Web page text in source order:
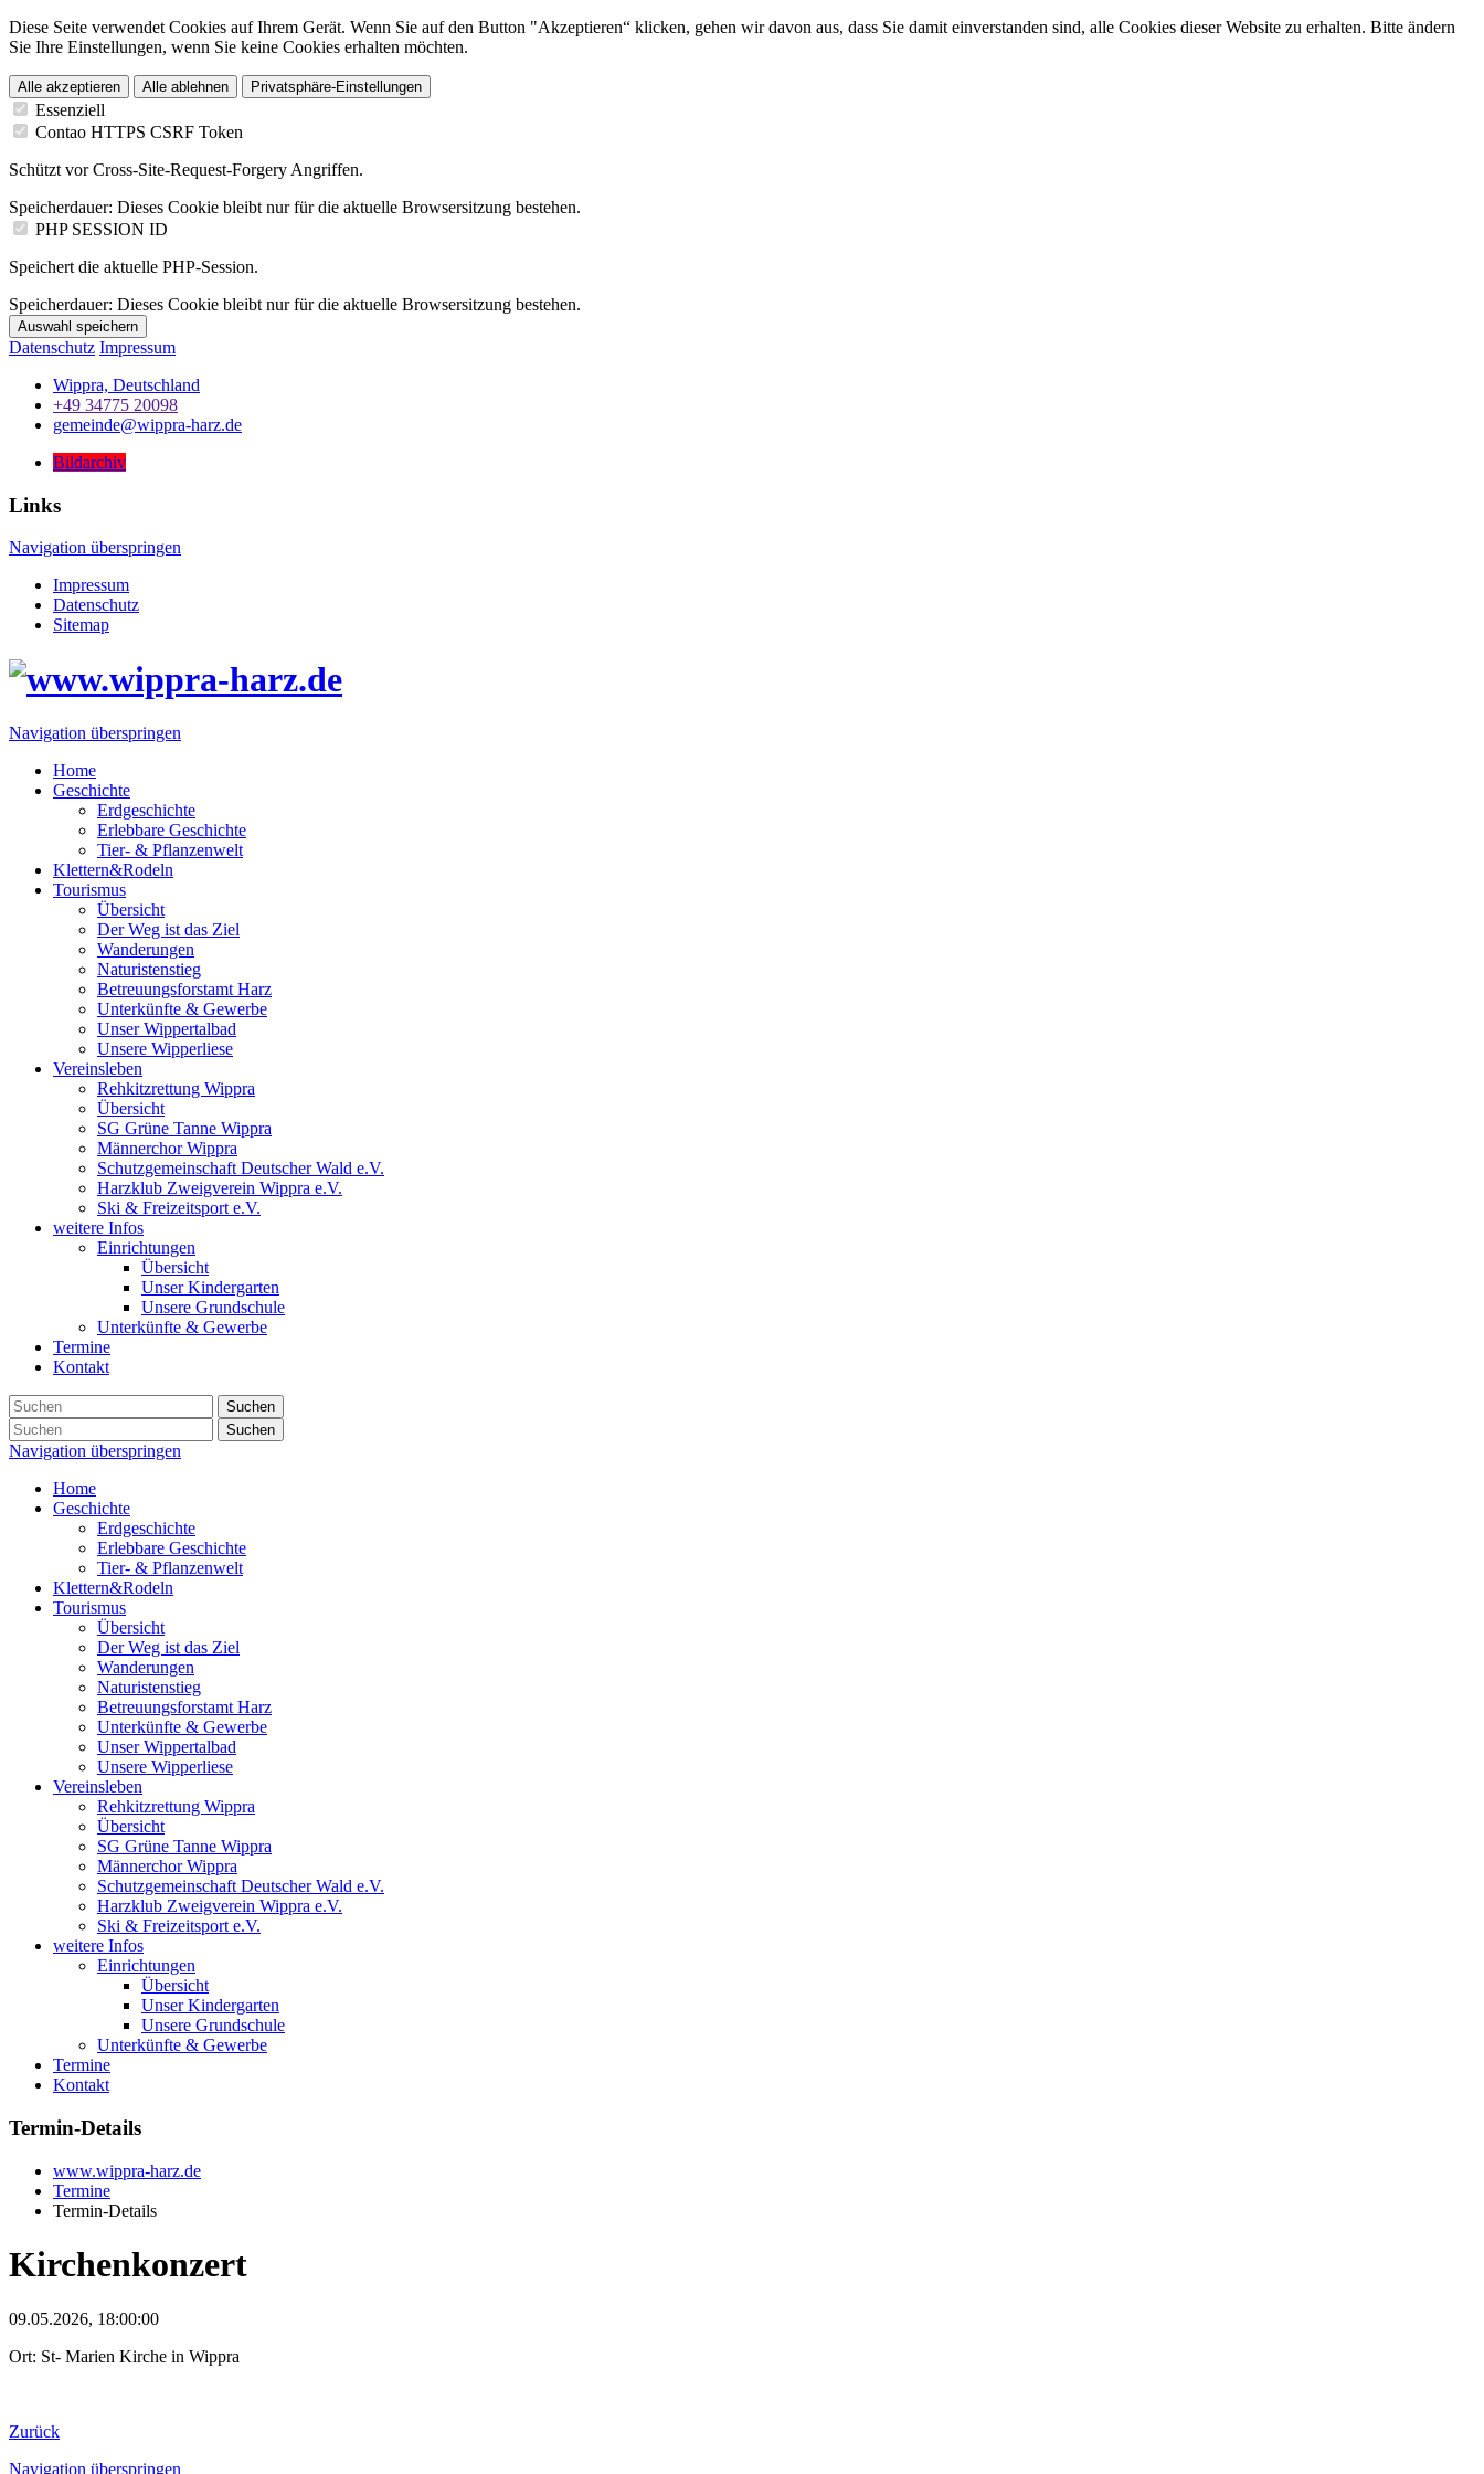
Diese Seite verwendet Cookies auf Ihrem Gerät. Wenn Sie auf den Button "Akzeptieren“ klicken, gehen wir davon aus, dass Sie damit einverstanden sind, alle Cookies dieser Website zu erhalten. Bitte ändern
Sie Ihre Einstellungen, wenn Sie keine Cookies erhalten möchten.
Alle akzeptieren Alle ablehnen Privatsphäre-Einstellungen
Essenziell
Contao HTTPS CSRF Token
Schützt vor Cross-Site-Request-Forgery Angriffen.
Speicherdauer: Dieses Cookie bleibt nur für die aktuelle Browsersitzung bestehen.
PHP SESSION ID
Speichert die aktuelle PHP-Session.
Speicherdauer: Dieses Cookie bleibt nur für die aktuelle Browsersitzung bestehen.
Auswahl speichern
Datenschutz Impressum
Wippra, Deutschland
+49 34775 20098
gemeinde@wippra-harz.de
Bildarchiv
Links
Navigation überspringen
Impressum
Datenschutz
Sitemap
Navigation überspringen
Home
Geschichte
Erdgeschichte
Erlebbare Geschichte
Tier- & Pflanzenwelt
Klettern&Rodeln
Tourismus
Übersicht
Der Weg ist das Ziel
Wanderungen
Naturistenstieg
Betreuungsforstamt Harz
Unterkünfte & Gewerbe
Unser Wippertalbad
Unsere Wipperliese
Vereinsleben
Rehkitzrettung Wippra
Übersicht
SG Grüne Tanne Wippra
Männerchor Wippra
Schutzgemeinschaft Deutscher Wald e.V.
Harzklub Zweigverein Wippra e.V.
Ski & Freizeitsport e.V.
weitere Infos
Einrichtungen
Übersicht
Unser Kindergarten
Unsere Grundschule
Unterkünfte & Gewerbe
Termine
Kontakt
Suchen
Suchen
Navigation überspringen
Home
Geschichte
Erdgeschichte
Erlebbare Geschichte
Tier- & Pflanzenwelt
Klettern&Rodeln
Tourismus
Übersicht
Der Weg ist das Ziel
Wanderungen
Naturistenstieg
Betreuungsforstamt Harz
Unterkünfte & Gewerbe
Unser Wippertalbad
Unsere Wipperliese
Vereinsleben
Rehkitzrettung Wippra
Übersicht
SG Grüne Tanne Wippra
Männerchor Wippra
Schutzgemeinschaft Deutscher Wald e.V.
Harzklub Zweigverein Wippra e.V.
Ski & Freizeitsport e.V.
weitere Infos
Einrichtungen
Übersicht
Unser Kindergarten
Unsere Grundschule
Unterkünfte & Gewerbe
Termine
Kontakt
Termin-Details
www.wippra-harz.de
Termine
Termin-Details
Kirchenkonzert
09.05.2026, 18:00:00
Ort: St- Marien Kirche in Wippra
Zurück
Navigation überspringen